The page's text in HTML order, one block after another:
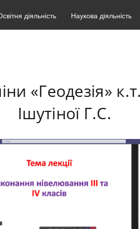
діяльність Наукова діяльність
«Геодезія»
Ішутіної Г.С.